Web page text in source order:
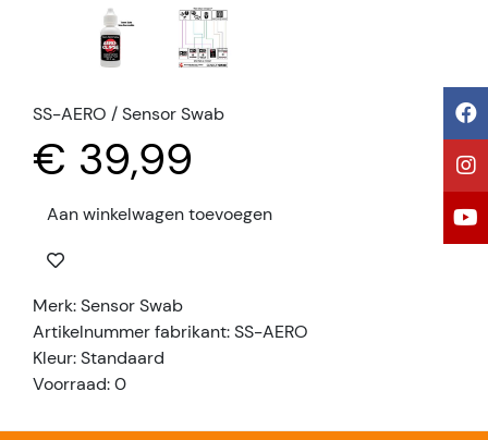
SS-AERO / Sensor Swab
€ 39,99
Aan winkelwagen toevoegen
Merk: Sensor Swab
Artikelnummer fabrikant: SS-AERO
Kleur: Standaard
Voorraad: 0